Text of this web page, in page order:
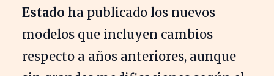
Estado ha publicado los nuevos
modelos que incluyen cambios
respecto a años anteriores, aunque